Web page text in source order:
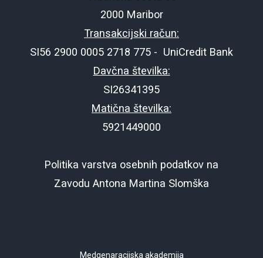
2000 Maribor
Transakcijski račun:
SI56 2900 0005 2718 775 - UniCredit Bank
Davčna številka:
SI26341395
Matična številka:
5921449000
Politika varstva osebnih podatkov na
Zavodu Antona Martina Slomška
Medgenaracijska akademija